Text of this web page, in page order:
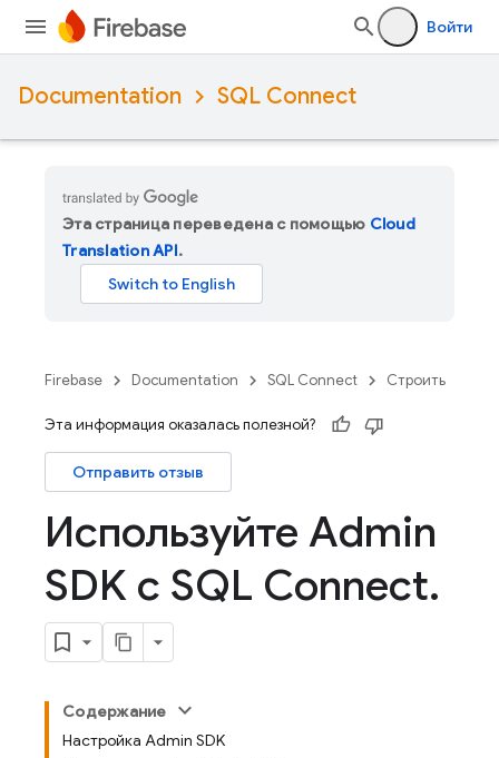
Войти
Documentation SQL Connect
Эта страница переведена с помощью Cloud
Translation API.
Firebase Documentation SQL Connect Строить
Эта информация оказалась полезной?
Отправить отзыв
Используйте Admin
SDK с SQL Connect.
Содержание
Настройка Admin SDK